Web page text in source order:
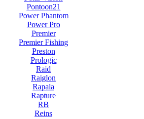
Pontoon21
Power Phantom
Power Pro
Premier
Premier Fishing
Preston
Prologic
Raid
Raiglon
Rapala
Rapture
RB
Reins